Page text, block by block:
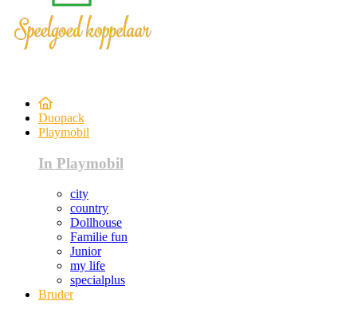
Duopack
Playmobil
In Playmobil
city
country
Dollhouse
Familie fun
Junior
my life
specialplus
Bruder